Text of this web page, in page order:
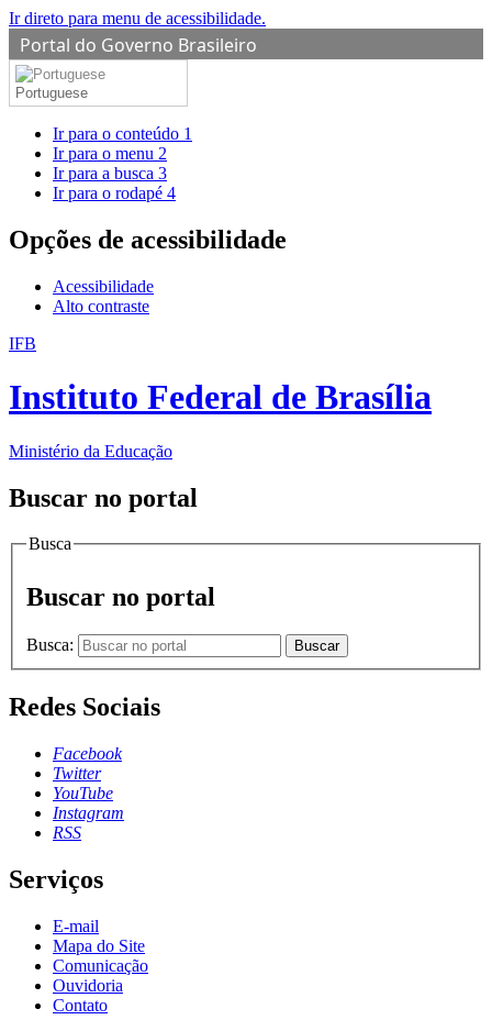
Ir direto para menu de acessibilidade.
Portal do Governo Brasileiro
Portuguese
Ir para o conteúdo 1
Ir para o menu 2
Ir para a busca 3
Ir para o rodapé 4
Opções de acessibilidade
Acessibilidade
Alto contraste
IFB
Instituto Federal de Brasília
Ministério da Educação
Buscar no portal
Busca
Buscar no portal
Busca: Buscar
Redes Sociais
Facebook
Twitter
YouTube
Instagram
RSS
Serviços
E-mail
Mapa do Site
Comunicação
Ouvidoria
Contato